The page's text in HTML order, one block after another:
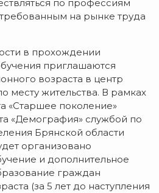
по профессиям
на рынке труда
в прохождении
приглашаются
возраста в центр
месту жительства. В рамках
«Старшее поколение»
«Демография» службой по
Брянской области
организовано
и дополнительное
граждан
(за 5 лет до наступления